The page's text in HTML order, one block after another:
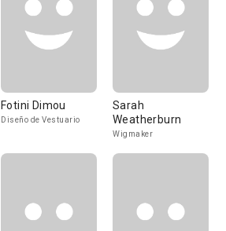
Fotini Dimou
Diseño de Vestuario
Sarah
Weatherburn
Wigmaker